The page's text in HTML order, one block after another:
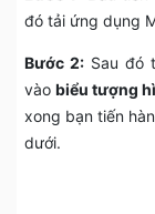
đó tải ứng dụng
Bước 2:Sau đó
vào biểu tượng
xong bạn tiến
dưới.